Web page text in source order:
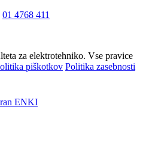
01 4768 411
za elektrotehniko. Vse pravice
piškotkov Politika zasebnosti
ENKI